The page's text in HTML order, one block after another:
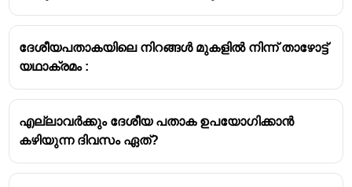
ദേശീയപതാകയിലെ നിറങ്ങൾ മുകളിൽ നിന്ന് താഴോട്ട്
യഥാക്രമം :
എല്ലാവർക്കും ദേശീയ പതാക ഉപയോഗിക്കാൻ
കഴിയുന്ന ദിവസം ഏത്?